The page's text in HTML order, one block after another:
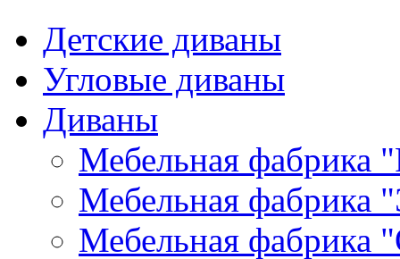
Детские диваны
Угловые диваны
Диваны
Мебельная фабрика
Мебельная фабрика
Мебельная фабрика